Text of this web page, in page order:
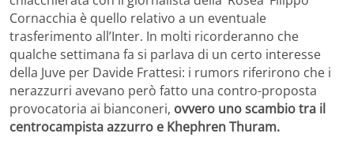
Cornacchia è quello relativo a un eventuale
trasferimento all’Inter. In molti ricorderanno che
qualche settimana fa si parlava di un certo interesse
della Juve per Davide Frattesi: i rumors riferirono che i
nerazzurri avevano però fatto una contro-proposta
provocatoria ai bianconeri, ovvero uno scambio tra il
centrocampista azzurro e Khephren Thuram.